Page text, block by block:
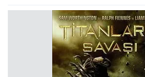
almak için lütfentıklayınız.